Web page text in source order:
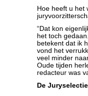
Hoe heeft u het
“Dat kon
het toch
betekent dat ik
vond het
veel minder
Oude tijden
redacteur was
De